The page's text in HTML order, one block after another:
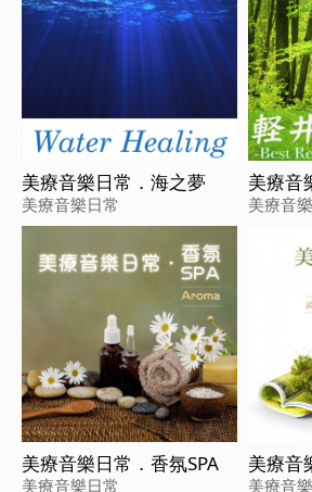
美療音樂日常．海之夢
美療音樂日常
美療音
旅
美療音
美療音樂日常．香氛SPA
美療音樂日常
美療音
美療音